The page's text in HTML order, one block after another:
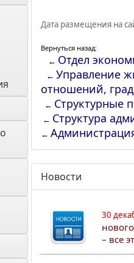
Дата размещения на
Вернуться назад:
← Отдел
← Управление
отношений,
← Структурные
← Структура
←
Новости
30
– все